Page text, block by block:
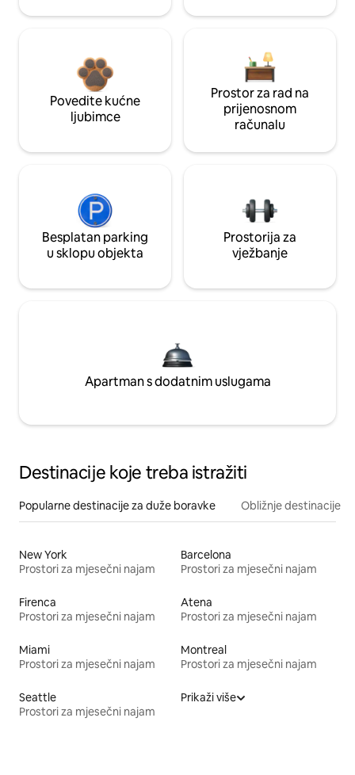
Povedite kućne
ljubimce
Prostor za rad na
prijenosnom
računalu
Besplatan parking
u sklopu objekta
Prostorija za
vježbanje
Apartman s dodatnim uslugama
Destinacije koje treba istražiti
Popularne destinacije za duže boravke Obližnje destinacije
New York
Prostori za mjesečni najam
Barcelona
Prostori za mjesečni najam
Firenca
Prostori za mjesečni najam
Atena
Prostori za mjesečni najam
Miami
Prostori za mjesečni najam
Montreal
Prostori za mjesečni najam
Seattle
Prostori za mjesečni najam
Prikaži više